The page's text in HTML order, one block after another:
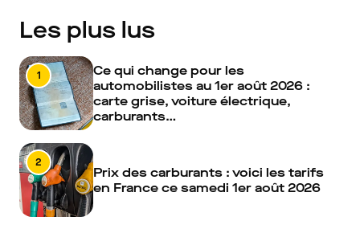
Les plus lus
1
Ce qui change pour les
automobilistes au 1er août 2026 :
carte grise, voiture électrique,
carburants…
2
Prix des carburants : voici les tarifs
en France ce samedi 1er août 2026